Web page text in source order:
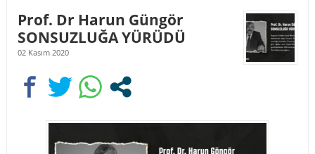
Prof. Dr Harun Güngör
SONSUZLUĞA YÜRÜDÜ
02 Kasım 2020